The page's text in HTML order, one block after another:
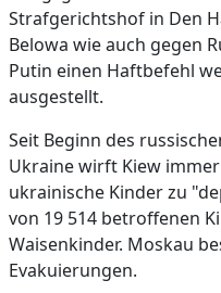
Strafgerichtshof in Den
Belowa wie auch gegen
Putin einen Haftbefehl
ausgestellt.
Seit Beginn des
Ukraine wirft Kiew
ukrainische Kinder zu
von 19 514 betroffenen
Waisenkinder. Moskau
Evakuierungen.